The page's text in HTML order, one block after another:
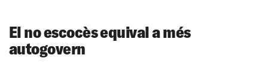
El no escocès equival a més
autogovern